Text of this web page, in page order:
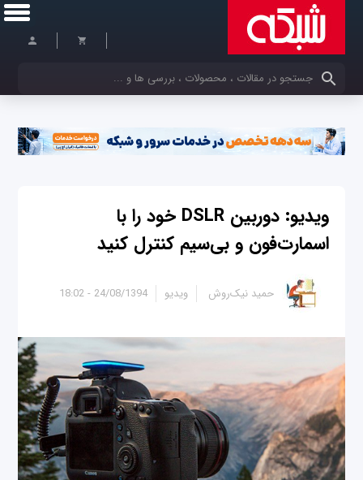
کلمات کلیدی خود را وارد کنید
ویدیو: دوربین DSLR خود را با
اسمارت‌فون و بی‌سیم کنترل کنید
24/08/1394 - 18:02 حمید نیک‌روش ویدیو